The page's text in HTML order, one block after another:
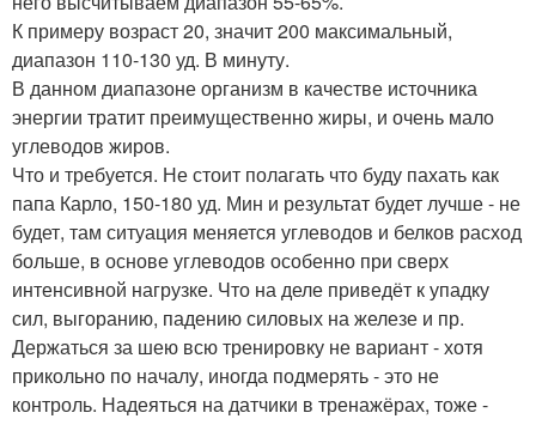
К примеру возраст 20, значит 200 максимальный,
диапазон 110-130 уд. В минуту.
В данном диапазоне организм в качестве источника
энергии тратит преимущественно жиры, и очень мало
углеводов жиров.
Что и требуется. Не стоит полагать что буду пахать как
папа Карло, 150-180 уд. Мин и результат будет лучше - не
будет, там ситуация меняется углеводов и белков расход
больше, в основе углеводов особенно при сверх
интенсивной нагрузке. Что на деле приведёт к упадку
сил, выгоранию, падению силовых на железе и пр.
Держаться за шею всю тренировку не вариант - хотя
прикольно по началу, иногда подмерять - это не
контроль. Надеяться на датчики в тренажёрах, тоже -